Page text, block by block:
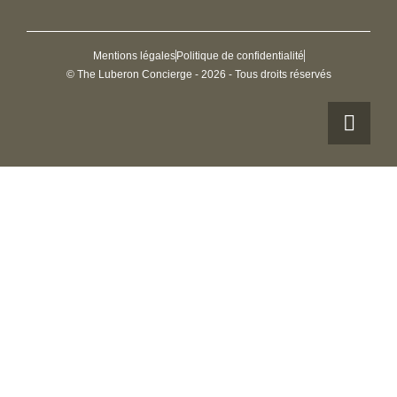
Mentions légalesPolitique de confidentialité
© The Luberon Concierge - 2026 - Tous droits réservés